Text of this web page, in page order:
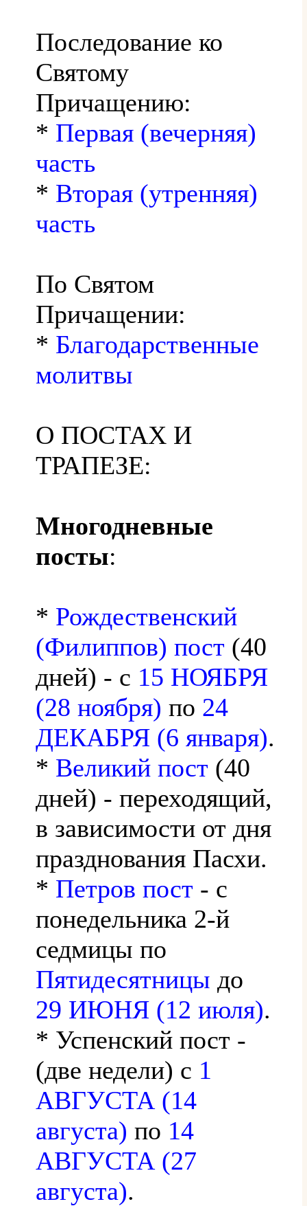
Последование ко
Святому
Причащению:
* Первая (вечерняя)
часть
* Вторая (утренняя)
часть
По Святом
Причащении:
* Благодарственные
молитвы
О ПОСТАХ И
ТРАПЕЗЕ:
Многодневные
посты:
* Рождественский
(Филиппов) пост (40
дней) - с 15 НОЯБРЯ
(28 ноября) по 24
ДЕКАБРЯ (6 января).
* Великий пост (40
дней) - переходящий,
в зависимости от дня
празднования Пасхи.
* Петров пост - с
понедельника 2-й
седмицы по
Пятидесятницы до
29 ИЮНЯ (12 июля).
* Успенский пост -
(две недели) с 1
АВГУСТА (14
августа) по 14
АВГУСТА (27
августа).